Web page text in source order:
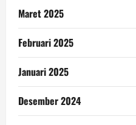
Maret 2025
Februari 2025
Januari 2025
Desember 2024